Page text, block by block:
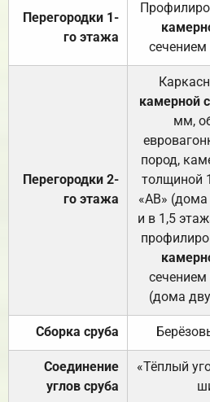
Перегородки 1-
го этажа
Перегородки 2-
го этажа
камерной
мм,
пород,
толщиной
«АВ»
и в 1,5
(дома
Сборка сруба
Соединение
углов сруба
«Тёплый